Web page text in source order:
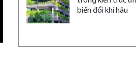
biến đổi khí hậu